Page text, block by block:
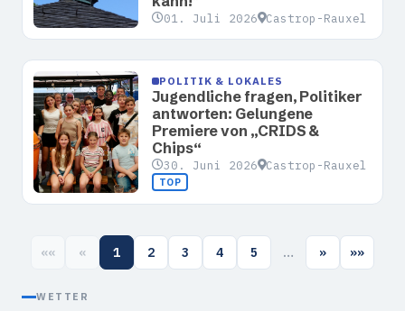
01. Juli 2026 Castrop-Rauxel
POLITIK & LOKALES
Jugendliche fragen, Politiker
antworten: Gelungene
Premiere von „CRIDS &
Chips“
30. Juni 2026 Castrop-Rauxel
TOP
«« « 1 2 3 4 5 … » »»
WETTER